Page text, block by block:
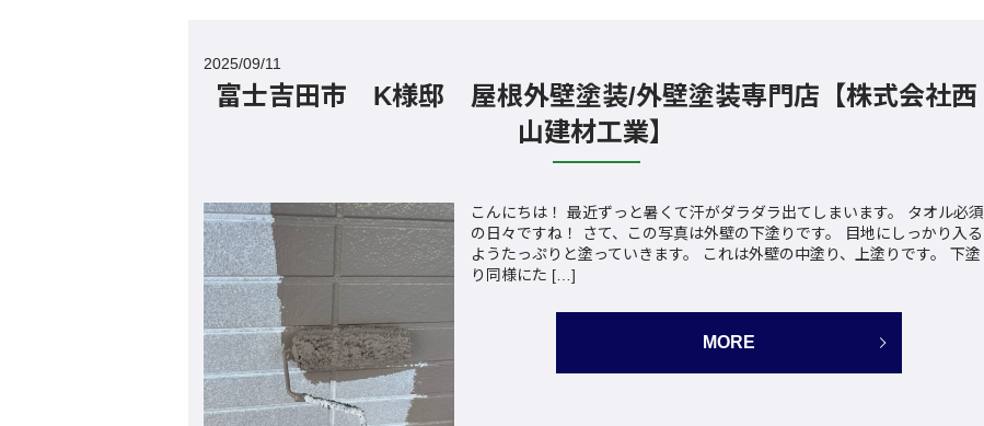
2025/09/11
富士吉田市 K様邸 屋根外壁塗装/外壁塗装専門店【株式会社西
山建材工業】
こんにちは！ 最近ずっと暑くて汗がダラダラ出てしまいます。 タオル必須
の日々ですね！ さて、この写真は外壁の下塗りです。 目地にしっかり入る
ようたっぷりと塗っていきます。 これは外壁の中塗り、上塗りです。 下塗
り同様にた […]
MORE